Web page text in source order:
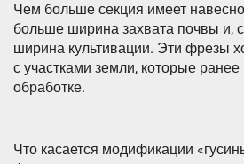
Чем больше секция имеет
больше ширина захвата почвы и,
ширина культивации. Эти фрезы
с участками земли, которые ранее
обработке.
Что касается модификации